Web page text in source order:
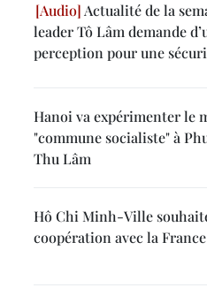
Actualité de la
leader Tô Lâm demande
perception pour une
Hanoi va expérimenter le
"commune socialiste" à
Thu Lâm
Hô Chi Minh-Ville
coopération avec la France